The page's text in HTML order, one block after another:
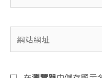
件
地
址
站